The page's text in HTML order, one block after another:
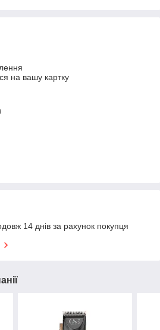
на вашу картку
14 днів за рахунок покупця